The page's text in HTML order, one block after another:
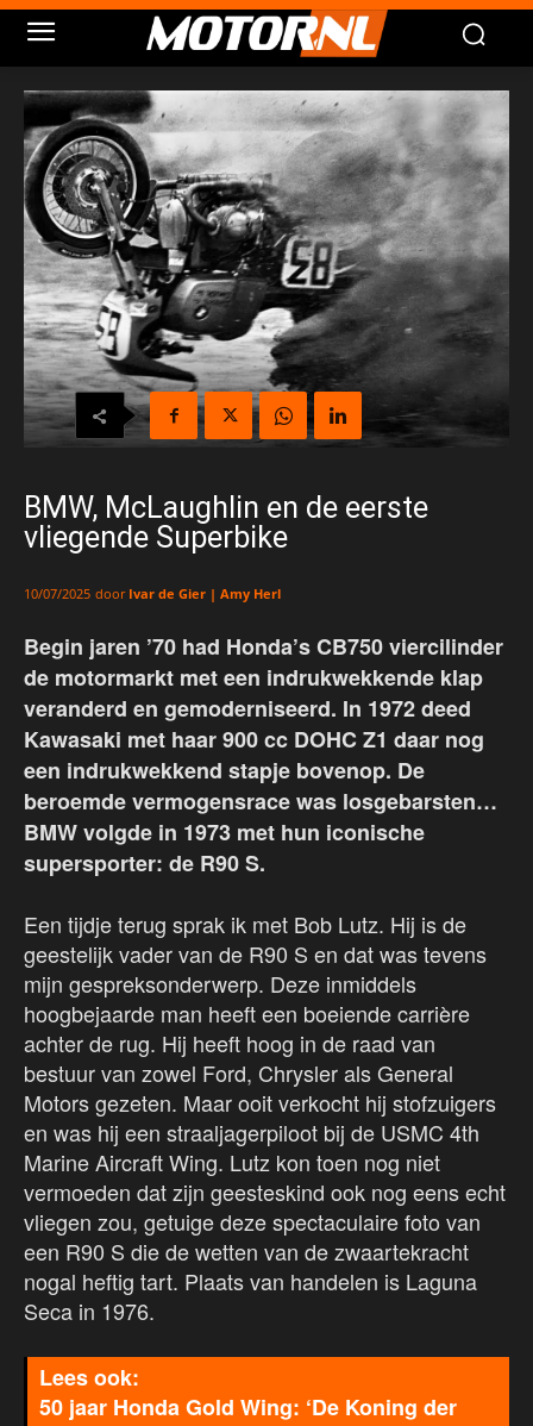
BMW, McLaughlin en de eerste
vliegende Superbike
10/07/2025 door Ivar de Gier | Amy Herl
Begin jaren ’70 had Honda’s CB750 viercilinder
de motormarkt met een indrukwekkende klap
veranderd en gemoderniseerd. In 1972 deed
Kawasaki met haar 900 cc DOHC Z1 daar nog
een indrukwekkend stapje bovenop. De
beroemde vermogensrace was losgebarsten…
BMW volgde in 1973 met hun iconische
supersporter: de R90 S.
Een tijdje terug sprak ik met Bob Lutz. Hij is de
geestelijk vader van de R90 S en dat was tevens
mijn gespreksonderwerp. Deze inmiddels
hoogbejaarde man heeft een boeiende carrière
achter de rug. Hij heeft hoog in de raad van
bestuur van zowel Ford, Chrysler als General
Motors gezeten. Maar ooit verkocht hij stofzuigers
en was hij een straaljagerpiloot bij de USMC 4th
Marine Aircraft Wing. Lutz kon toen nog niet
vermoeden dat zijn geesteskind ook nog eens echt
vliegen zou, getuige deze spectaculaire foto van
een R90 S die de wetten van de zwaartekracht
nogal heftig tart. Plaats van handelen is Laguna
Seca in 1976.
50 jaar Honda Gold Wing: ‘De Koning der